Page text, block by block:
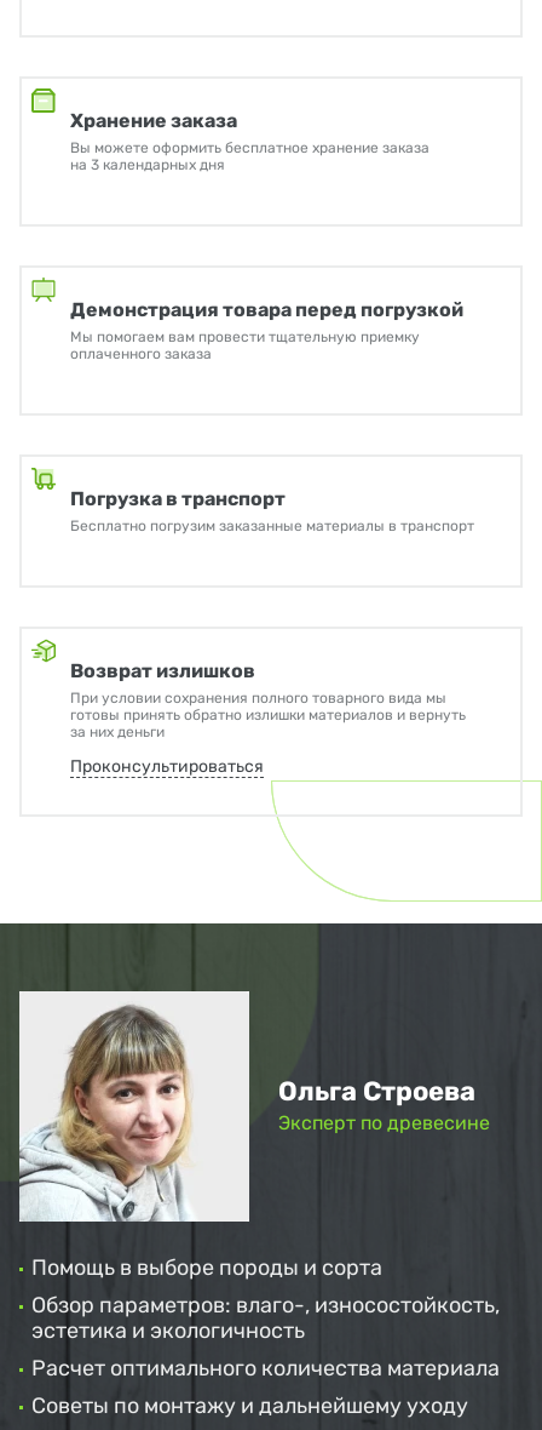
Хранение заказа
Вы можете оформить бесплатное хранение заказа
на 3 календарных дня
Демонстрация товара перед погрузкой
Мы помогаем вам провести тщательную приемку
оплаченного заказа
Погрузка в транспорт
Бесплатно погрузим заказанные материалы в транспорт
Возврат излишков
При условии сохранения полного товарного вида мы
готовы принять обратно излишки материалов и вернуть
за них деньги
Проконсультироваться
Ольга Строева
Эксперт по древесине
Помощь в выборе породы и сорта
Обзор параметров: влаго-, износостойкость,
эстетика и экологичность
Расчет оптимального количества материала
Советы по монтажу и дальнейшему уходу